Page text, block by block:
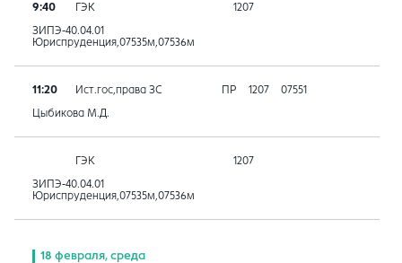
9:40 ГЭК 1207
ЗИПЭ-40.04.01
Юриспруденция,07535м,07536м
11:20 Ист.гос,права ЗС ПР 1207 07551
Цыбикова М.Д.
ГЭК 1207
ЗИПЭ-40.04.01
Юриспруденция,07535м,07536м
18 февраля, среда